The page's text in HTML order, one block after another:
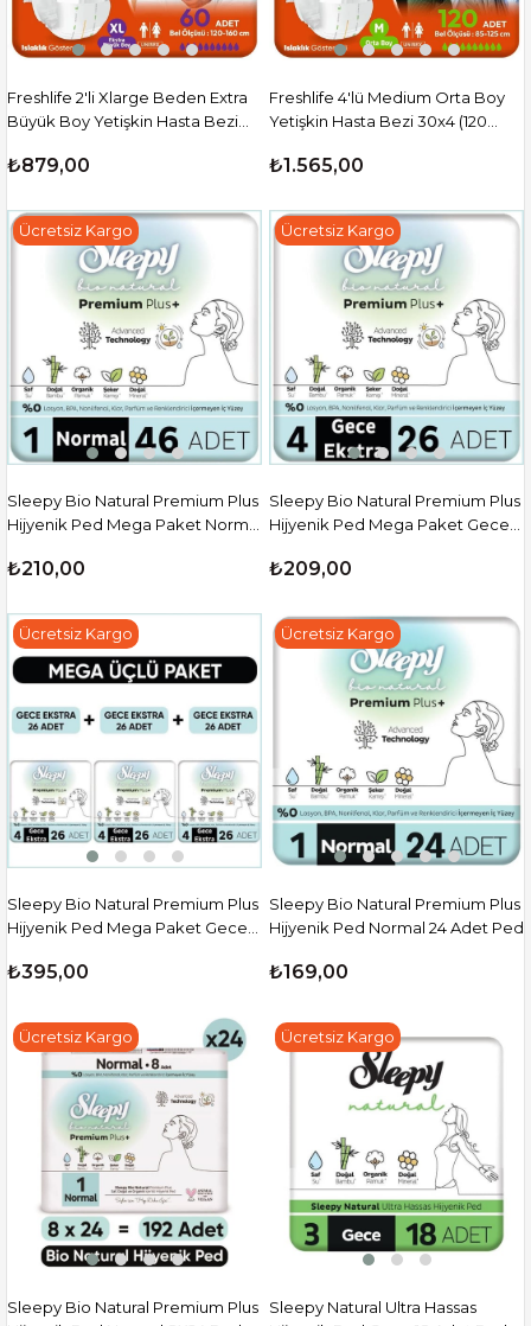
Freshlife 2'li Xlarge Beden Extra
Büyük Boy Yetişkin Hasta Bezi
₺879,00
Freshlife 4'lü Medium Orta Boy
Yetişkin Hasta Bezi 30x4 (120
₺1.565,00
Sleepy Bio Natural Premium Plus
Hijyenik Ped Mega Paket Normal
₺210,00
Ücretsiz Kargo
Sleepy Bio Natural Premium Plus
Hijyenik Ped Mega Paket Gece
₺209,00
Ücretsiz Kargo
Sleepy Bio Natural Premium Plus
Hijyenik Ped Mega Paket Gece
₺395,00
Ücretsiz Kargo
Sleepy Bio Natural Premium Plus
Hijyenik Ped Normal 24 Adet Ped
₺169,00
Ücretsiz Kargo
Sleepy Bio Natural Premium Plus
Ücretsiz Kargo
Sleepy Natural Ultra Hassas
Ücretsiz Kargo